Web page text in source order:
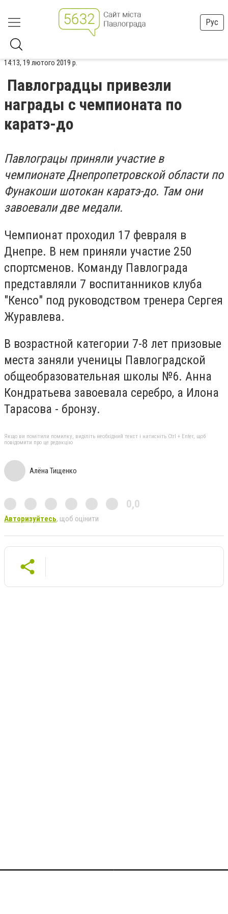
Рус
14:13, 19 лютого 2019 р.
Павлоградцы привезли
награды с чемпионата по
каратэ-до
Павлограцы приняли участие в
чемпионате Днепропетровской области по
Фунакоши шотокан каратэ-до. Там они
завоевали две медали.
Чемпионат проходил 17 февраля в
Днепре. В нем приняли участие 250
спортсменов. Команду Павлограда
представляли 7 воспитанников клуба
"Кенсо" под руководством тренера Сергея
Журавлева.
В возрастной категории 7-8 лет призовые
места заняли ученицы Павлоградской
общеобразовательная школы №6. Анна
Кондратьева завоевала серебро, а Илона
Тарасова - бронзу.
Якщо ви помітили помилку, виділіть необхідний текст і натисніть Ctrl + Enter, щоб
повідомити про це редакцію
Алёна Тищенко
0,0
Авторизуйтесь, щоб оцінити